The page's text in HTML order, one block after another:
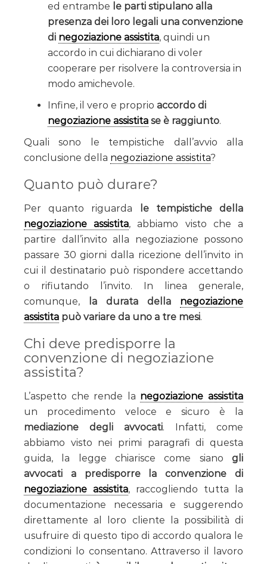
ed entrambe le parti stipulano alla
presenza dei loro legali una convenzione
di negoziazione assistita, quindi un
accordo in cui dichiarano di voler
cooperare per risolvere la controversia in
modo amichevole.
Infine, il vero e proprio accordo di
negoziazione assistita se è raggiunto.
Quali sono le tempistiche dall’avvio alla
conclusione della negoziazione assistita?
Quanto può durare?
Per quanto riguarda
le tempistiche della
negoziazione assistita, abbiamo visto che a
partire dall’invito alla negoziazione possono
passare 30 giorni dalla ricezione dell’invito in
cui il destinatario può rispondere accettando
o rifiutando l’invito. In linea generale,
comunque,
la durata della negoziazione
assistita può variare da uno a tre mesi.
Chi deve predisporre la
convenzione di negoziazione
assistita?
L’aspetto che rende la negoziazione assistita
un procedimento veloce e sicuro è la
mediazione degli avvocati. Infatti, come
abbiamo visto nei primi paragrafi di questa
guida, la legge chiarisce come siano gli
avvocati a predisporre la convenzione di
negoziazione assistita, raccogliendo tutta la
documentazione necessaria e suggerendo
direttamente al loro cliente la possibilità di
usufruire di questo tipo di accordo qualora le
condizioni lo consentano. Attraverso il lavoro